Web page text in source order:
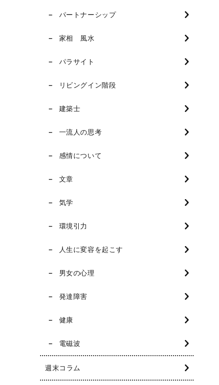
パートナーシップ
家相 風水
パラサイト
リビングイン階段
建築士
一流人の思考
感情について
文章
気学
環境引力
人生に変容を起こす
男女の心理
発達障害
健康
電磁波
週末コラム